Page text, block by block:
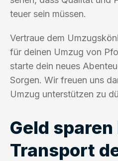
teuer sein müssen.
Vertraue dem
für deinen Umzug von
starte dein neues
Sorgen. Wir freuen uns
Umzug unterstützen zu
Geld sparen
Transport